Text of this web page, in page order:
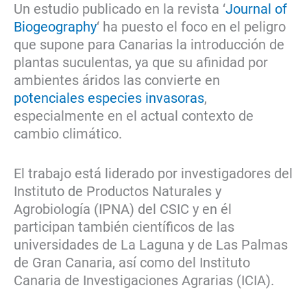
Un estudio publicado en la revista ‘Journal of
Biogeography‘ ha puesto el foco en el peligro
que supone para Canarias la introducción de
plantas suculentas, ya que su afinidad por
ambientes áridos las convierte en
potenciales especies invasoras,
especialmente en el actual contexto de
cambio climático.
El trabajo está liderado por investigadores del
Instituto de Productos Naturales y
Agrobiología (IPNA) del CSIC y en él
participan también científicos de las
universidades de La Laguna y de Las Palmas
de Gran Canaria, así como del Instituto
Canaria de Investigaciones Agrarias (ICIA).